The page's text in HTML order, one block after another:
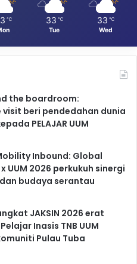
℃ 33 ℃
Tue
33 ℃
Wed
the boardroom:
beri pendedahan dunia
PELAJAR UUM
Inbound: Global
x UUM 2026 perkukuh sinergi
budaya serantau
JAKSIN 2026 erat
Inasis TNB UUM
Pulau Tuba